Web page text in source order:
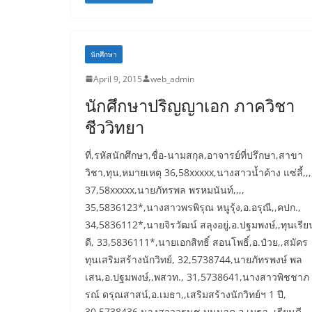
นักศึกษา
April 9, 2015 web_admin
นักศึกษาปริญญาเอก ภาควิชา
ชีววิทยา
ที่,รหัสนักศึกษา,ชื่อ-นามสกุล,อาจารย์ที่ปรึกษา,สาขา
วิชา,ทุน,หมายเหตุ 36,58xxxxx,นางสาวน้ำค้าง แซ่ลี้
37,58xxxxx,นายภัทรพล พรหมนันท์,,,,
35,5836123*,นางสาวพรพิรุณ หนูรุ้ง,อ.อรุณี,,คปก.,
34,5836112*,นายจิรวัฒน์ สลุงอยู่,อ.ปฐมพงษ์,,ทุนเรีย
ดี, 33,5836111*,นายเอกสิทธิ์ สอนโพธิ์,อ.ป๋วย,,สมัคร
ทุนเสริมสร้างนักวิทย์, 32,5738744,นายภัทรพงษ์ พล
เสน,อ.ปฐมพงษ์,,พสวท., 31,5738641,นางสาวพิชชาภ
รณ์ ดรุณสาสน์,อ.เมธา,,เสริมสร้างนักวิทย์ฯ 1 ปี,